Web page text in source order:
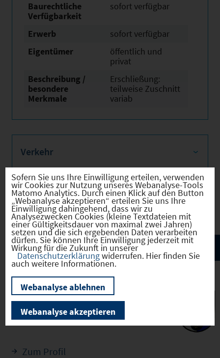
Baurechtliche
Verfügbarkeit
sofort verfügbar
Erwerb
sofort verfügbar
Eigentümer
öffentlich und
privat
Beschreibung /
besondere
Merkmale
Erschließung:
teilweise Zuschnitt
variab
Verkehr
Infrastruktur
Lauingen (Donau)
(09773144)
Zum Profil
Sofern Sie uns Ihre Einwilligung erteilen, verwenden
wir Cookies zur Nutzung unseres Webanalyse-Tools
Matomo Analytics. Durch einen Klick auf den Button
„Webanalyse akzeptieren“ erteilen Sie uns Ihre
Einwilligung dahingehend, dass wir zu
Analysezwecken Cookies (kleine Textdateien mit
einer Gültigkeitsdauer von maximal zwei Jahren)
setzen und die sich ergebenden Daten verarbeiten
dürfen. Sie können Ihre Einwilligung jederzeit mit
Wirkung für die Zukunft in unserer
Datenschutzerklärungwiderrufen. Hier finden Sie
auch weitere Informationen.
Webanalyse ablehnen
Webanalyse akzeptieren